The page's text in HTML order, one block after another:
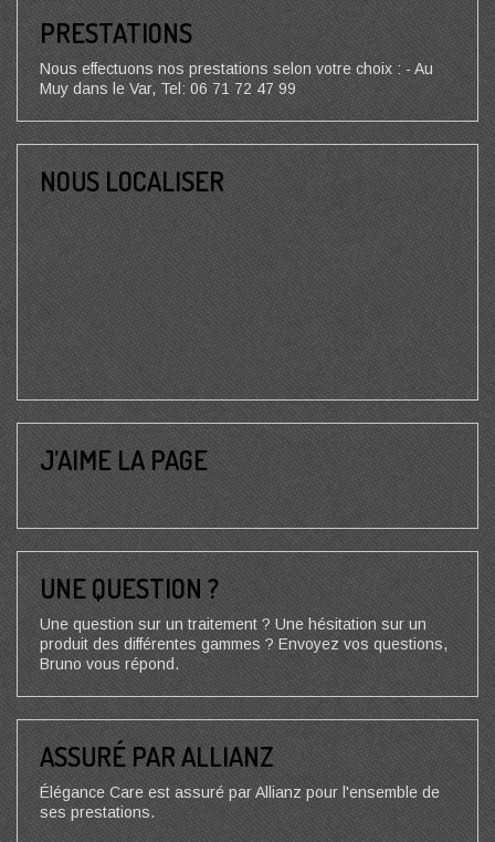
PRESTATIONS
Nous effectuons nos prestations selon votre choix : - Au
Muy dans le Var, Tel: 06 71 72 47 99
NOUS LOCALISER
J’AIME LA PAGE
UNE QUESTION ?
Une question sur un traitement ? Une hésitation sur un
produit des différentes gammes ? Envoyez vos questions,
Bruno vous répond.
ASSURÉ PAR ALLIANZ
Élégance Care est assuré par Allianz pour l'ensemble de
ses prestations.